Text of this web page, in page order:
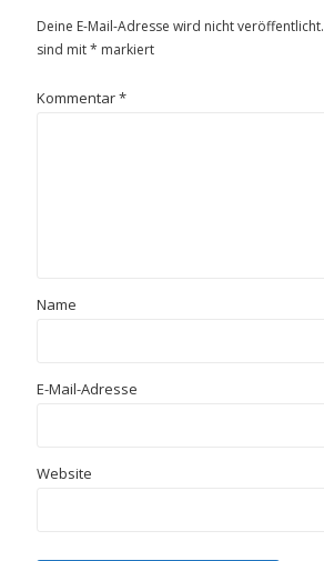
Deine E-Mail-Adresse wird nicht veröffentlicht.
sind mit* markiert
Kommentar*
Name
E-Mail-Adresse
Website